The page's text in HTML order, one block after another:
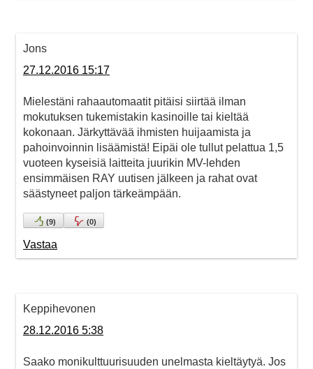
Jons
27.12.2016 15:17
Mielestäni rahaautomaatit pitäisi siirtää ilman
mokutuksen tukemistakin kasinoille tai kieltää
kokonaan. Järkyttävää ihmisten huijaamista ja
pahoinvoinnin lisäämistä! Eipäi ole tullut pelattua 1,5
vuoteen kyseisiä laitteita juurikin MV-lehden
ensimmäisen RAY uutisen jälkeen ja rahat ovat
säästyneet paljon tärkeämpään.
(9) (0)
Vastaa
Keppihevonen
28.12.2016 5:38
Saako monikulttuurisuuden unelmasta kieltäytyä. Jos